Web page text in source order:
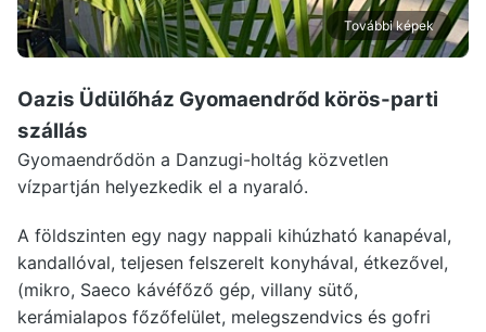
További képek
Oazis Üdülőház Gyomaendrőd körös-parti
szállás
Gyomaendrődön a Danzugi-holtág közvetlen
vízpartján helyezkedik el a nyaraló.
A földszinten egy nagy nappali kihúzható kanapéval,
kandallóval, teljesen felszerelt konyhával, étkezővel,
(mikro, Saeco kávéfőző gép, villany sütő,
kerámialapos főzőfelület, melegszendvics és gofri